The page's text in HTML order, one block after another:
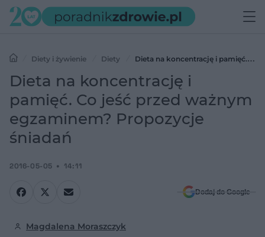
Diety i żywienie Diety
Dieta na koncentrację i pamięć. Co
jeść przed ważnym egzaminem? Propozycje śniadań
Dieta na koncentrację i
pamięć. Co jeść przed ważnym
egzaminem? Propozycje
śniadań
2016-05-05 14:11
Dodaj do Google
Magdalena Moraszczyk